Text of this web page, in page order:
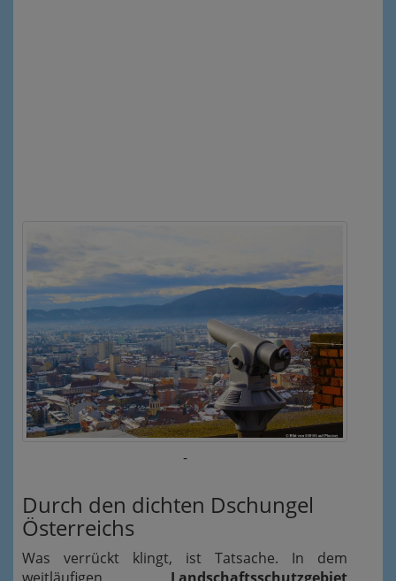
-
Durch den dichten Dschungel
Österreichs
Was verrückt klingt, ist Tatsache. In dem